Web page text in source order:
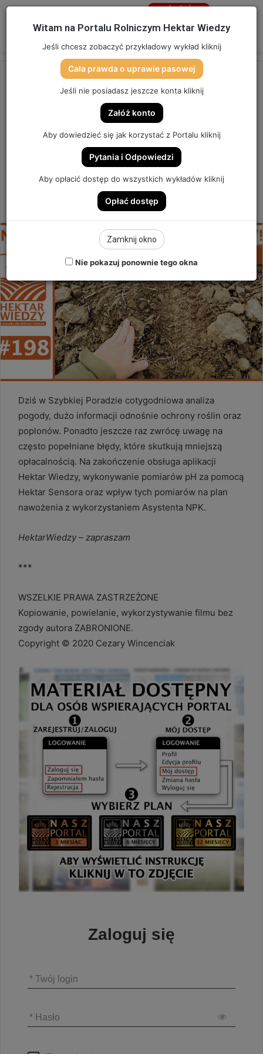
Menu
Jesteś
Strona główna/OSTATNIO DODANE
NADAL ROBIMY DZIECINNE
BŁĘDY. | SZYBKA PORADA #198
SZYBKA PORADA #198
Hektar Wiedzy Admin
Send
email
30 października 2024
Dziś w Szybkiej Poradzie cotygodniowa analiza
pogody, dużo informacji odnośnie ochrony roślin oraz
poplonów. Ponadto jeszcze raz zwrócę uwagę na
często popełniane błędy, które skutkują mniejszą
opłacalnością. Na zakończenie obsługa aplikacji
Hektar Wiedzy, wykonywanie pomiarów pH za pomocą
Hektar Sensora oraz wpływ tych pomiarów na plan
nawożenia z wykorzystaniem Asystenta NPK.
HektarWiedzy – zapraszam
***
WSZELKIE PRAWA ZASTRZEŻONE
Kopiowanie, powielanie, wykorzystywanie filmu bez
zgody autora ZABRONIONE.
Copyright © 2020 Cezary Wincenciak
Zaloguj się
* Twój login
* Hasło
Witam na Portalu Rolniczym Hektar Wiedzy
Jeśli chcesz zobaczyć przykładowy wykład kliknij
Cała prawda o uprawie pasowej
Jeśli nie posiadasz jeszcze konta kliknij
Załóż konto
Aby dowiedzieć się jak korzystać z Portalu kliknij
Pytania i Odpowiedzi
Aby opłacić dostęp do wszystkich wykładów kliknij
Opłać dostęp
Zamknij okno
Nie pokazuj ponownie tego okna